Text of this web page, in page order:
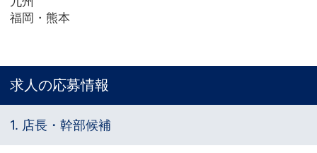
福岡・熊本
求人の応募情報
1. 店長・幹部候補